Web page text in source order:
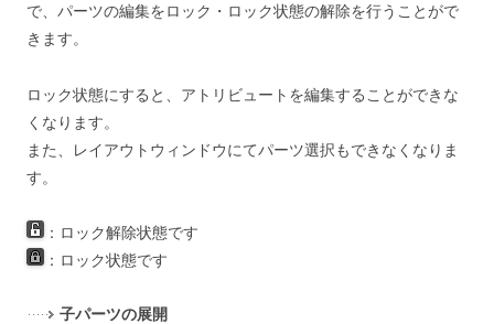
で、パーツの編集をロック・ロック状態の解除を行うことがで
きます。
ロック状態にすると、アトリビュートを編集することができな
くなります。
また、レイアウトウィンドウにてパーツ選択もできなくなりま
す。
：ロック解除状態です
：ロック状態です
子パーツの展開